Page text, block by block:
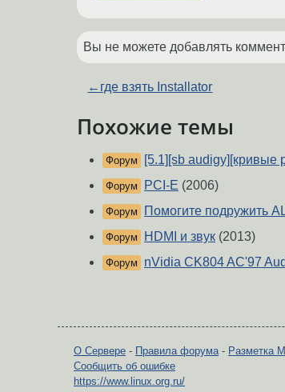
Вы не можете добавлять
← где взять Installator
Похожие темы
Форум [5.1][sb audigy][кривые
Форум PCI-E (2006)
Форум Помогите подружить
Форум HDMI и звук (2013)
Форум nVidia CK804 AC'97
О Сервере - Правила форума- Разметка
Сообщить об ошибке
https://www.linux.org.ru/